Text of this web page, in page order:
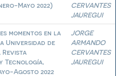
Mayo 2022)
CERVANTES
JAUREGUI
momentos en la
Universidad de
Tecnología,
Agosto 2022
JORGE
ARMANDO
CERVANTES
JAUREGUI